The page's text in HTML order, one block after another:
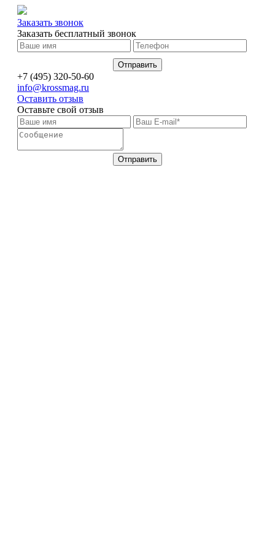
Заказать звонок
Заказать бесплатный звонок
+7 (495) 320-50-60
info@krossmag.ru
Оставить отзыв
Оставьте свой отзыв